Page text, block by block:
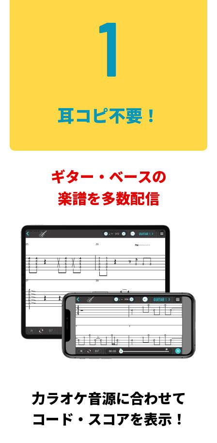
1
耳コピ不要！
ギター・ベースの
楽譜を多数配信
力ラオケ音源に合わせて
コード・スコアを表示！